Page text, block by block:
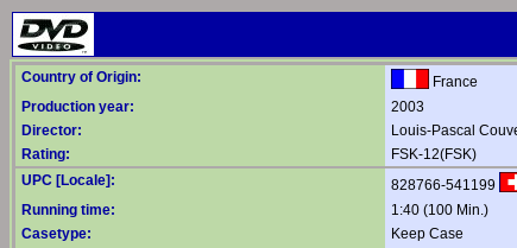
Country of Origin:
France
Production year:
2003
Director:
Louis-Pascal
Rating:
FSK-12(FSK)
UPC [Locale]:
828766-541199
Running time:
1:40 (100 Min.)
Casetype:
Keep Case